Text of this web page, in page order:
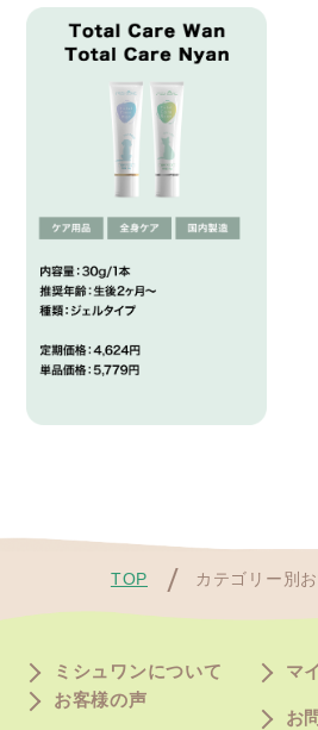
定期便特典
Calculation
給与量計算
Privacy Policy
個人情報保護方針
TOP カテゴリー別
ミシュワンについて
お客様の声
マ
お